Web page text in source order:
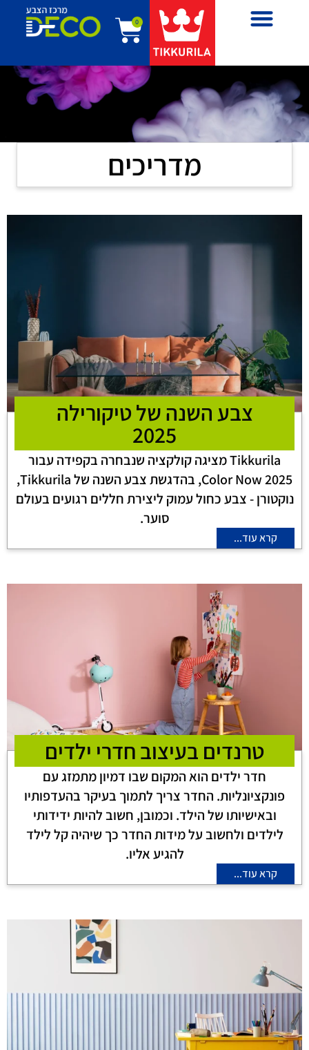
0
מדריכים
צבע השנה של טיקורילה
2025
Tikkurila מציגה קולקציה שנבחרה בקפידה עבור
Color Now 2025, בהדגשת צבע השנה של Tikkurila,
נוקטורן - צבע כחול עמוק ליצירת חללים רגועים בעולם
סוער.
קרא עוד...
טרנדים בעיצוב חדרי ילדים
חדר ילדים הוא המקום שבו דמיון מתמזג עם
פונקציונליות. החדר צריך לתמוך בעיקר בהעדפותיו
ובאישיותו של הילד. וכמובן, חשוב להיות ידידותי
לילדים ולחשוב על מידות החדר כך שיהיה קל לילד
להגיע אליו.
קרא עוד...